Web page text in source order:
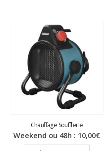
Chauffage Soufflerie
Weekend ou 48h : 10,00€